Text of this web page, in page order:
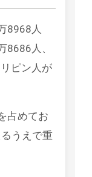
8968人
8686人、
ピン人が
占めてお
うえで重